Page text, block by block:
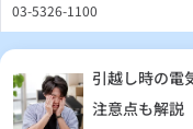
03-5326-1100
引越し時の電
注意点も解説